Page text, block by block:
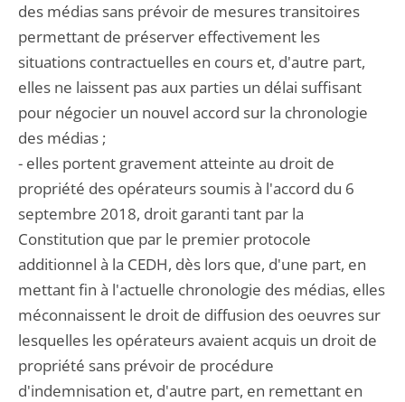
des médias sans prévoir de mesures transitoires
permettant de préserver effectivement les
situations contractuelles en cours et, d'autre part,
elles ne laissent pas aux parties un délai suffisant
pour négocier un nouvel accord sur la chronologie
des médias ;
- elles portent gravement atteinte au droit de
propriété des opérateurs soumis à l'accord du 6
septembre 2018, droit garanti tant par la
Constitution que par le premier protocole
additionnel à la CEDH, dès lors que, d'une part, en
mettant fin à l'actuelle chronologie des médias, elles
méconnaissent le droit de diffusion des oeuvres sur
lesquelles les opérateurs avaient acquis un droit de
propriété sans prévoir de procédure
d'indemnisation et, d'autre part, en remettant en